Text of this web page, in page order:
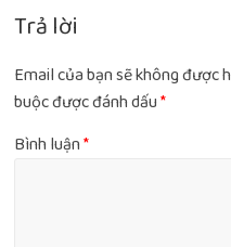
Trả lời
Email của bạn sẽ không được
buộc được đánh dấu*
Bình luận*